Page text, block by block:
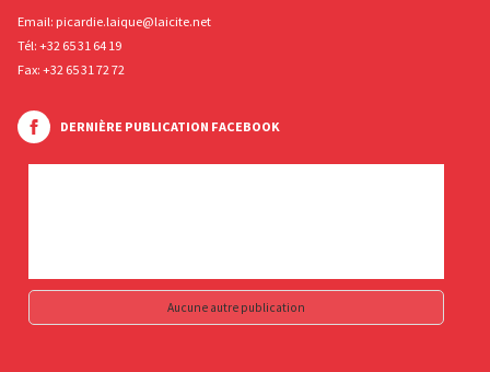
Email: picardie.laique@laicite.net
Tél: +32 65 31 64 19
Fax: +32 65 31 72 72
DERNIÈRE PUBLICATION FACEBOOK
Aucune autre publication